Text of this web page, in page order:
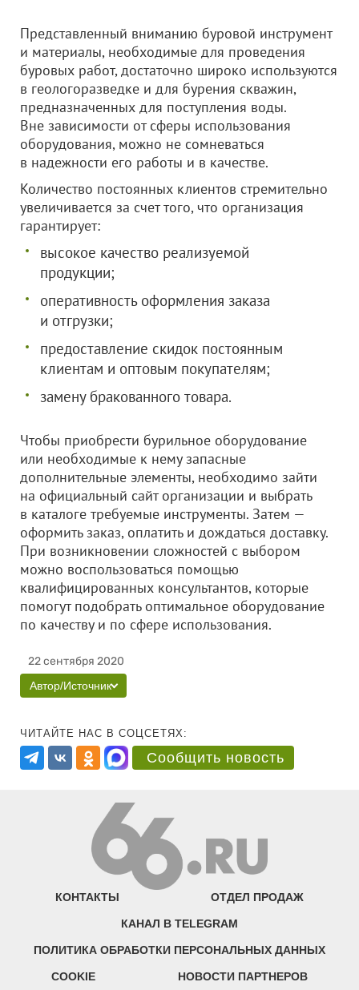
Представленный вниманию буровой инструмент
и материалы, необходимые для проведения
буровых работ, достаточно широко используются
в геологоразведке и для бурения скважин,
предназначенных для поступления воды.
Вне зависимости от сферы использования
оборудования, можно не сомневаться
в надежности его работы и в качестве.
Количество постоянных клиентов стремительно
увеличивается за счет того, что организация
гарантирует:
высокое качество реализуемой
продукции;
оперативность оформления заказа
и отгрузки;
предоставление скидок постоянным
клиентам и оптовым покупателям;
замену бракованного товара.
Чтобы приобрести бурильное оборудование
или необходимые к нему запасные
дополнительные элементы, необходимо зайти
на официальный сайт организации и выбрать
в каталоге требуемые инструменты. Затем —
оформить заказ, оплатить и дождаться доставку.
При возникновении сложностей с выбором
можно воспользоваться помощью
квалифицированных консультантов, которые
помогут подобрать оптимальное оборудование
по качеству и по сфере использования.
22 сентября 2020
Автор/Источник
ЧИТАЙТЕ НАС В СОЦСЕТЯХ:
Сообщить новость
КОНТАКТЫ ОТДЕЛ ПРОДАЖ
КАНАЛ В TELEGRAM
ПОЛИТИКА ОБРАБОТКИ ПЕРСОНАЛЬНЫХ ДАННЫХ
COOKIE НОВОСТИ ПАРТНЕРОВ